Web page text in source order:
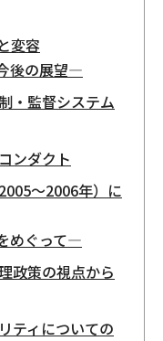
変容
後の展望―
・監督システム
ンダクト
〜2006年）に
めぐって―
政策の視点から
ティについての